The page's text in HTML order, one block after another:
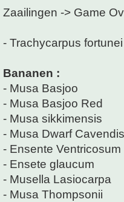
Zaailingen -> Game
- Trachycarpus
Bananen :
- Musa Basjoo
- Musa Basjoo Red
- Musa sikkimensis
- Musa Dwarf
- Ensente Ventricosum
- Ensete glaucum
- Musella Lasiocarpa
- Musa Thompsonii